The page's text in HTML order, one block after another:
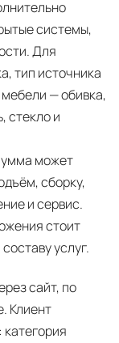
системы,
Для
тип источника
— обивка,
стекло и
может
сборку,
и сервис.
стоит
услуг.
сайт, по
Клиент